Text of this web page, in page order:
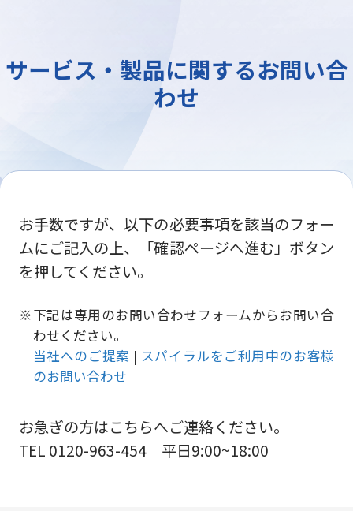
サービス・製品に関するお問い合
わせ
お手数ですが、以下の必要事項を該当のフォー
ムにご記入の上、「確認ページへ進む」ボタン
を押してください。
下記は専用のお問い合わせフォームからお問い合
わせください。
当社へのご提案 | スパイラルをご利用中のお客様
のお問い合わせ
お急ぎの方はこちらへご連絡ください。
TEL 0120-963-454 平日9:00~18:00